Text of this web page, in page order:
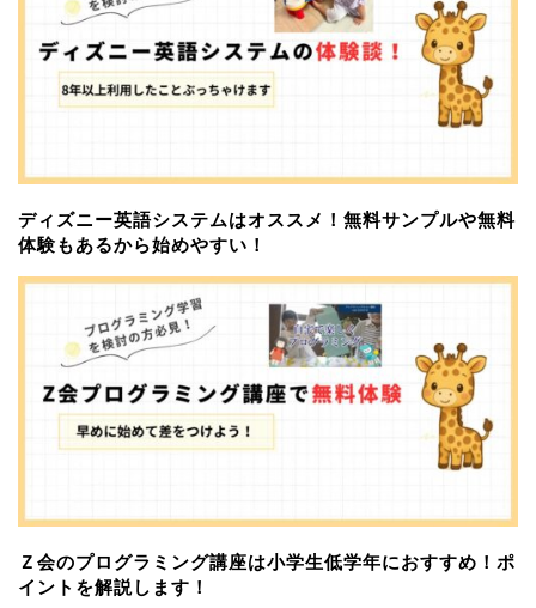
ディズニー英語システムはオススメ！無料サンプルや無料
体験もあるから始めやすい！
Ｚ会のプログラミング講座は小学生低学年におすすめ！ポ
イントを解説します！